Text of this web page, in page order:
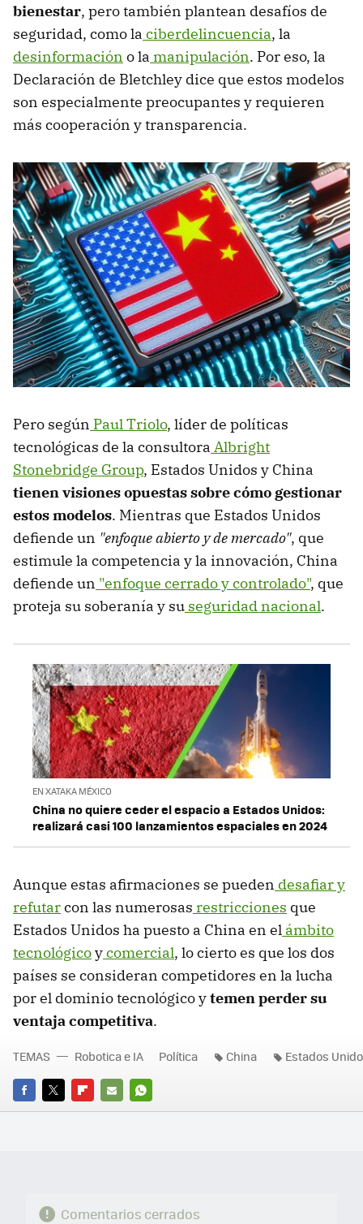
bienestar, pero también plantean desafíos de
seguridad, como la ciberdelincuencia, la
desinformación o la manipulación. Por eso, la
Declaración de Bletchley dice que estos modelos
son especialmente preocupantes y requieren
más cooperación y transparencia.
Pero según Paul Triolo, líder de políticas
tecnológicas de la consultora Albright
Stonebridge Group, Estados Unidos y China
tienen visiones opuestas sobre cómo gestionar
estos modelos. Mientras que Estados Unidos
defiende un "enfoque abierto y de mercado", que
estimule la competencia y la innovación, China
defiende un "enfoque cerrado y controlado", que
proteja su soberanía y su seguridad nacional.
EN XATAKA MÉXICO
China no quiere ceder el espacio a Estados Unidos:
realizará casi 100 lanzamientos espaciales en 2024
Aunque estas afirmaciones se pueden desafiar y
refutarcon las numerosas restricciones que
Estados Unidos ha puesto a China en el ámbito
tecnológicoycomercial, lo cierto es que los dos
países se consideran competidores en la lucha
por el dominio tecnológico ytemen perder su
ventaja competitiva.
FACEBOOK
TWITTERFLIPBOARD
E-
WHATSAPP
TEMAS Robotica e IA Política China Estados
Comentarios cerrados